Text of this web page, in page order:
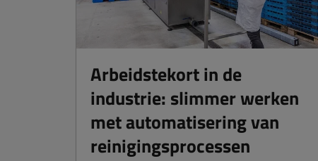
Arbeidstekort in de
industrie: slimmer werken
met automatisering van
reinigingsprocessen